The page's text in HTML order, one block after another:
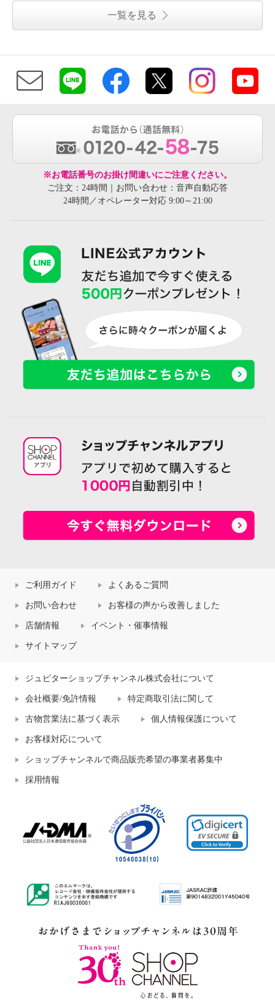
一覧を見る
※お電話番号のお掛け間違いにご注意ください。
ご注文：24時間｜お問い合わせ：音声自動応答
24時間／オペレーター対応 9:00～21:00
ご利用ガイド よくあるご質問
お問い合わせ お客様の声から改善しました
店舗情報 イベント・催事情報
サイトマップ
ジュピターショップチャンネル株式会社について
会社概要/免許情報 特定商取引法に関して
古物営業法に基づく表示 個人情報保護について
お客様対応について
ショップチャンネルで商品販売希望の事業者募集中
採用情報